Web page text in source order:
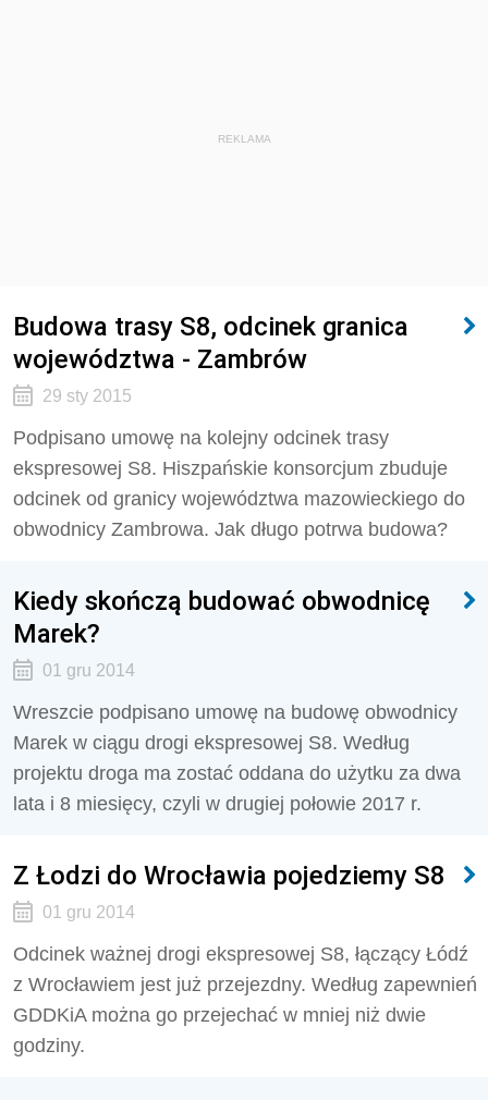
REKLAMA
Budowa trasy S8, odcinek granica
województwa - Zambrów
29 sty 2015
Podpisano umowę na kolejny odcinek trasy
ekspresowej S8. Hiszpańskie konsorcjum zbuduje
odcinek od granicy województwa mazowieckiego do
obwodnicy Zambrowa. Jak długo potrwa budowa?
Kiedy skończą budować obwodnicę
Marek?
01 gru 2014
Wreszcie podpisano umowę na budowę obwodnicy
Marek w ciągu drogi ekspresowej S8. Według
projektu droga ma zostać oddana do użytku za dwa
lata i 8 miesięcy, czyli w drugiej połowie 2017 r.
Z Łodzi do Wrocławia pojedziemy S8
01 gru 2014
Odcinek ważnej drogi ekspresowej S8, łączący Łódź
z Wrocławiem jest już przejezdny. Według zapewnień
GDDKiA można go przejechać w mniej niż dwie
godziny.